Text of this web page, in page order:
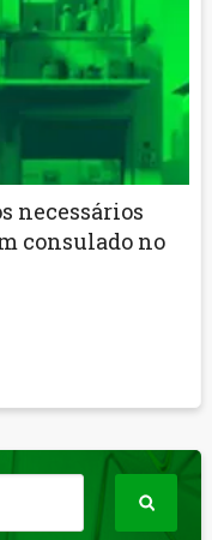
necessários
consulado no